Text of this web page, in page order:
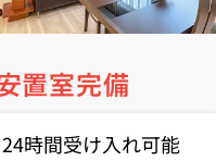
置室完備
24時間受け入れ可能